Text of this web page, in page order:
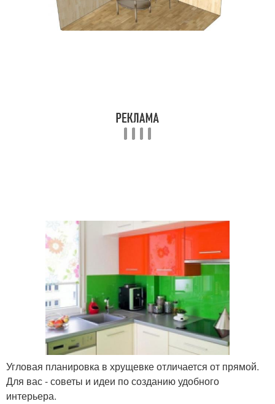
Угловая планировка в хрущевке отличается от прямой.
Для вас - советы и идеи по созданию удобного
интерьера.